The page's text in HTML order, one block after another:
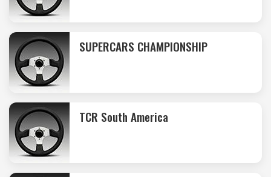
SUPERCARS CHAMPIONSHIP
TCR South America